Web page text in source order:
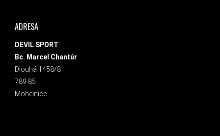
ADRESA
DEVIL SPORT
Bc. Marcel Chantúr
Dlouhá 1458/8
789 85
Mohelnice